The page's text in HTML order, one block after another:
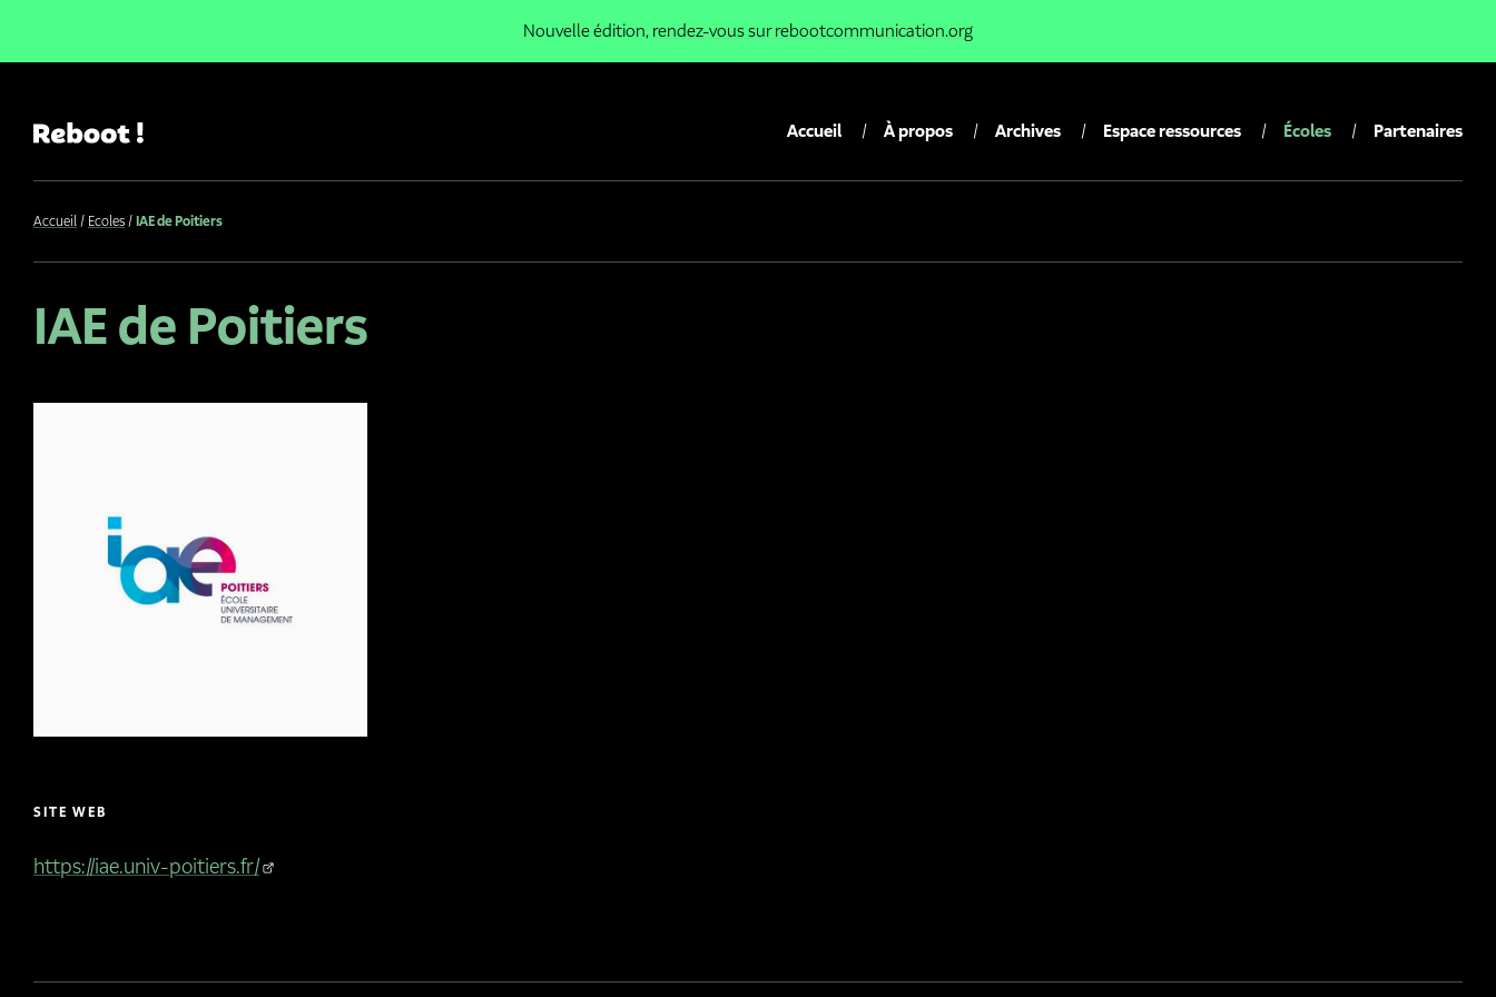
Nouvelle édition,rendez-vous sur rebootcommunication.org
Accueil À propos Archives Espace ressources Écoles Partenaires
Accueil Ecoles IAE de Poitiers
IAE de Poitiers
SITE WEB
https://iae.univ-poitiers.fr/